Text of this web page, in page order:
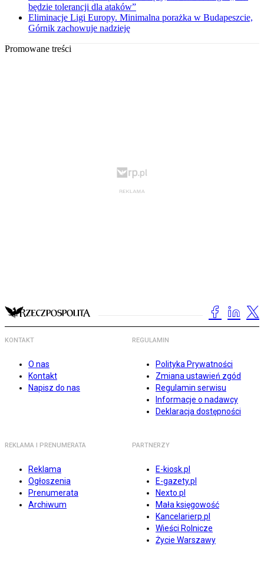
będzie tolerancji dla ataków”
Eliminacje Ligi Europy. Minimalna porażka w Budapeszcie,
Górnik zachowuje nadzieję
Promowane treści
KONTAKT
O nas
Kontakt
Napisz do nas
REGULAMIN
Polityka Prywatności
Zmiana ustawień zgód
Regulamin serwisu
Informacje o nadawcy
Deklaracja dostępności
REKLAMA I PRENUMERATA
Reklama
Ogłoszenia
Prenumerata
Archiwum
PARTNERZY
E-kiosk.pl
E-gazety.pl
Nexto.pl
Mała księgowość
Kancelarierp.pl
Wieści Rolnicze
Życie Warszawy